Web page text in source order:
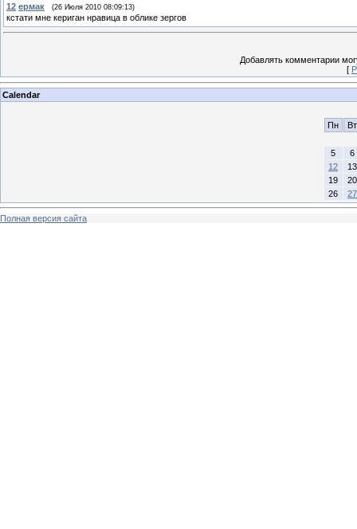
12 ермак (26 Июля 2010 08:09:13)
кстати мне кериган нравица в облике зергов
Добавлять комментарии
[
Calendar
Пн Вт
5
6
12
13
19
20
26
27
Полная версия сайта